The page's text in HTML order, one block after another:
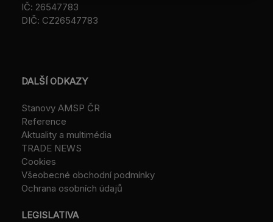
IČ: 26547783
DIČ: CZ26547783
DALŠÍ ODKAZY
Stanovy AMSP ČR
Reference
Aktuality a multimédia
TRADE NEWS
Cookies
Všeobecné obchodní podmínky
Ochrana osobních údajů
LEGISLATIVA